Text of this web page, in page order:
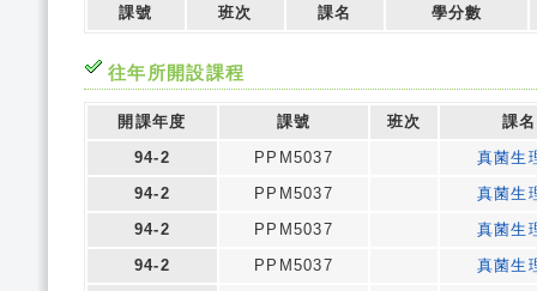
課號 班次 課名 學分數
往年所開設課程
開課年度 課號 班次
課名
94-2
PPM5037
真菌生
94-2
PPM5037
真菌生
94-2
PPM5037
真菌生
94-2
PPM5037
真菌生